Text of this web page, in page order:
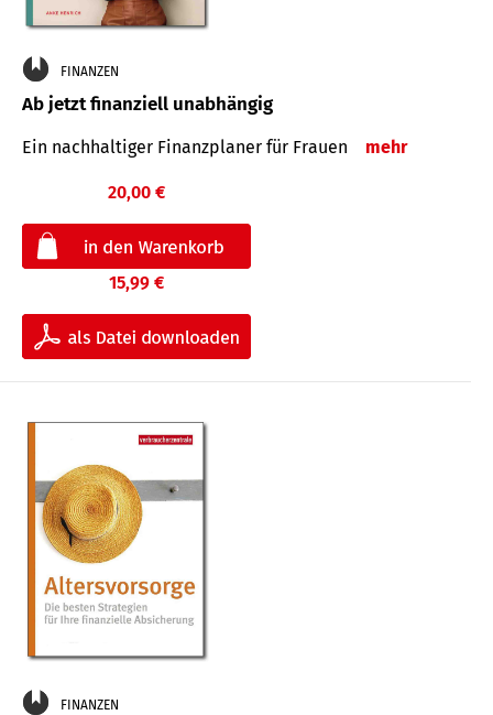
FINANZEN
Ab jetzt finanziell unabhängig
Ein nachhaltiger Finanzplaner für Frauen mehr
20,00 €
15,99 €
FINANZEN